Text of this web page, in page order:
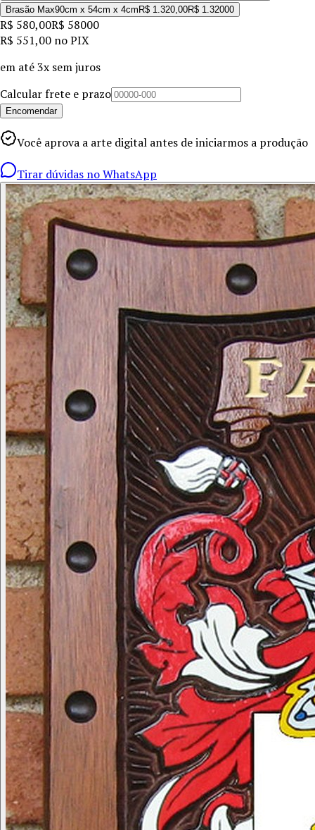
Brasão Max90cm x 54cm x 4cm R$ 1.320,00R$ 1.32000
R$ 580,00R$ 58000
R$ 551,00 no PIX
em até3x sem juros
Calcular frete e prazo
Encomendar
Você aprova a arte digital antes de iniciarmos a produção
Tirar dúvidas no WhatsApp